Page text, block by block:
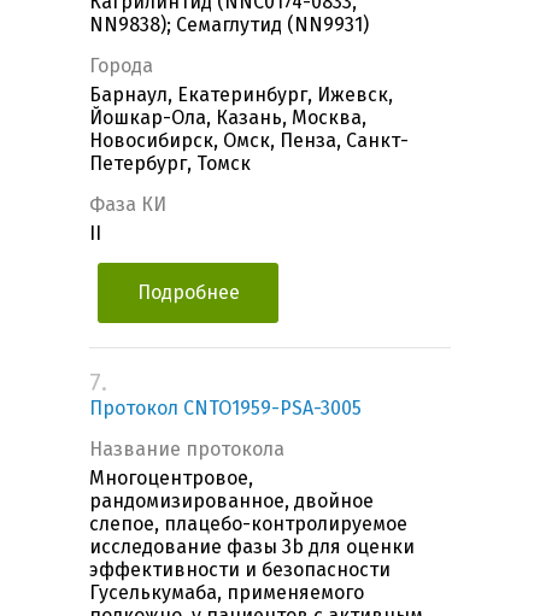
NN9838); Семаглутид (NN9931)
Города
Барнаул, Екатеринбург, Ижевск,
Йошкар-Ола, Казань, Москва,
Новосибирск, Омск, Пенза, Санкт-
Петербург, Томск
Фаза КИ
Подробнее
7.
Протокол CNTO1959-PSA-3005
Название протокола
Многоцентровое,
рандомизированное, двойное
слепое, плацебо-контролируемое
исследование фазы 3b для оценки
эффективности и безопасности
Гуселькумаба, применяемого